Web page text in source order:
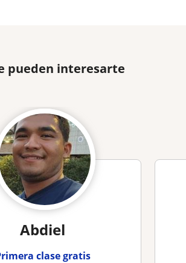
pueden interesarte
Abdiel
clase gratis